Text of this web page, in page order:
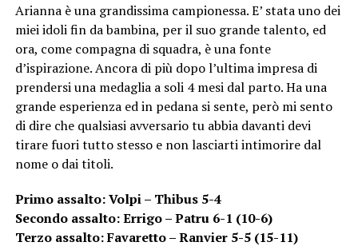
Arianna è una grandissima campionessa. E’ stata uno dei
miei idoli fin da bambina, per il suo grande talento, ed
ora, come compagna di squadra, è una fonte
d’ispirazione. Ancora di più dopo l’ultima impresa di
prendersi una medaglia a soli 4 mesi dal parto. Ha una
grande esperienza ed in pedana si sente, però mi sento
di dire che qualsiasi avversario tu abbia davanti devi
tirare fuori tutto stesso e non lasciarti intimorire dal
nome o dai titoli.
Primo assalto: Volpi – Thibus 5-4
Secondo assalto: Errigo – Patru 6-1 (10-6)
Terzo assalto: Favaretto – Ranvier 5-5 (15-11)